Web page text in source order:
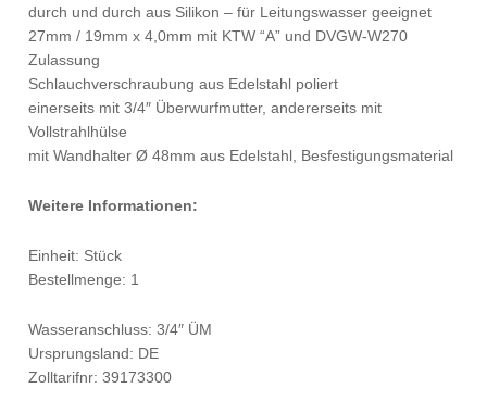
durch und durch aus Silikon – für Leitungswasser geeignet
27mm / 19mm x 4,0mm mit KTW “A” und DVGW-W270
Zulassung
Schlauchverschraubung aus Edelstahl poliert
einerseits mit 3/4″ Überwurfmutter, andererseits mit
Vollstrahlhülse
mit Wandhalter Ø 48mm aus Edelstahl, Besfestigungsmaterial
Weitere Informationen:
Einheit: Stück
Bestellmenge: 1
Wasseranschluss: 3/4″ ÜM
Ursprungsland: DE
Zolltarifnr: 39173300